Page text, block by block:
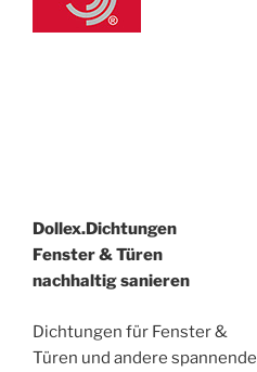
Dollex.Dichtungen
Fenster & Türen
nachhaltig sanieren
Dichtungen für Fenster &
Türen und andere spannende